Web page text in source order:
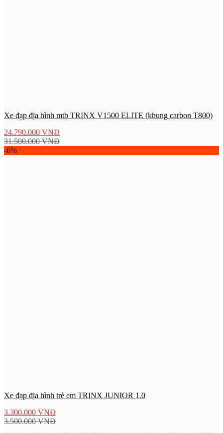
Xe đạp địa hình mtb TRINX V1500 ELITE (khung carbon T800)
24.790.000 VNĐ
31.500.000VNĐ
-6%
Xe đạp địa hình trẻ em TRINX JUNIOR 1.0
3.300.000 VNĐ
3.500.000VNĐ